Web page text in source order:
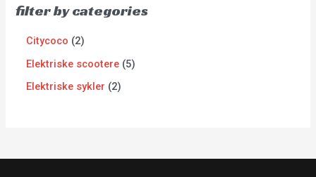
filter by categories
Citycoco 2
Elektriske scootere 5
Elektriske sykler 2